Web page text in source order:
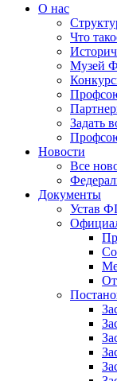
О нас
Что
Музей
Задать
Новости
Все
Документы
Устав